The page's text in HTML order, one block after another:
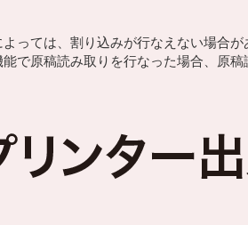
っては、割り込みが行なえない場合が
で原稿読み取りを行なった場合、原